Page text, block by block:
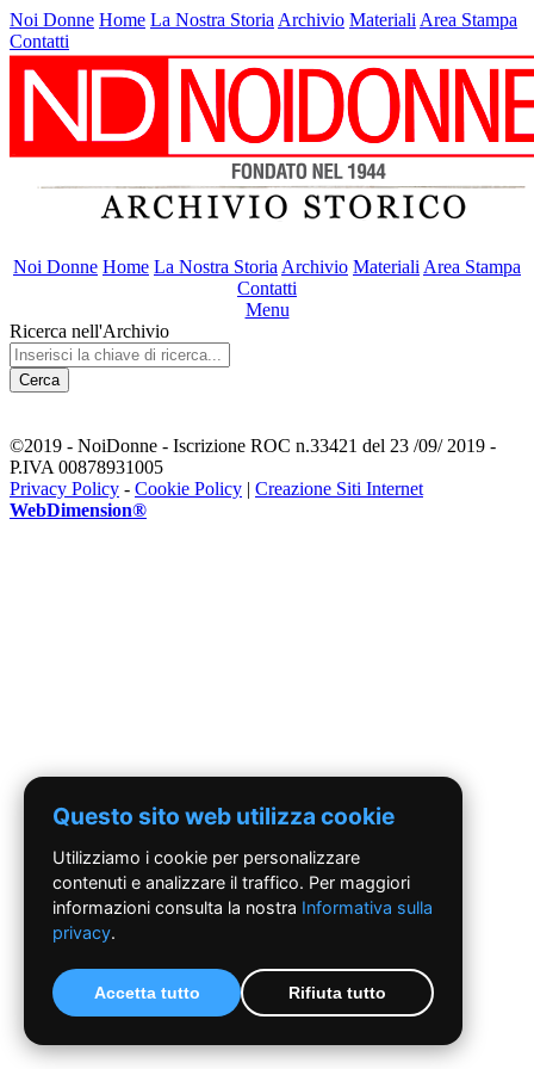
Noi Donne Home La Nostra Storia Archivio Materiali Area Stampa
Contatti
Noi Donne Home La Nostra Storia Archivio Materiali Area Stampa
Contatti
Menu
Ricerca nell'Archivio
Cerca
©2019 - NoiDonne - Iscrizione ROC n.33421 del 23 /09/ 2019 -
P.IVA 00878931005
Privacy Policy - Cookie Policy | Creazione Siti Internet
WebDimension®
Questo sito web utilizza cookie
Utilizziamo i cookie per personalizzare
contenuti e analizzare il traffico. Per maggiori
informazioni consulta la nostra Informativa sulla
privacy.
Accetta tutto Rifiuta tutto